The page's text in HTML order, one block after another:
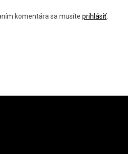
komentára sa musíte prihlásiť